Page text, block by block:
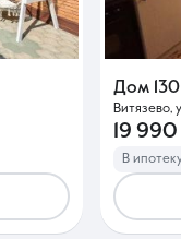
Дом
Витязево,
19
В